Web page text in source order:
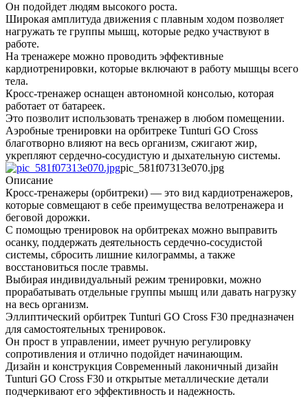
Он подойдет людям высокого роста.
Широкая амплитуда движения с плавным ходом позволяет
нагружать те группы мышц, которые редко участвуют в
работе.
На тренажере можно проводить эффективные
кардиотренировки, которые включают в работу мышцы всего
тела.
Кросс-тренажер оснащен автономной консолью, которая
работает от батареек.
Это позволит использовать тренажер в любом помещении.
Аэробные тренировки на орбитреке Tunturi GO Cross
благотворно влияют на весь организм, сжигают жир,
укрепляют сердечно-сосудистую и дыхательную системы.
pic_581f07313e070.jpg
Описание
Кросс-тренажеры (орбитреки) — это вид кардиотренажеров,
которые совмещают в себе преимущества велотренажера и
беговой дорожки.
С помощью тренировок на орбитреках можно выправить
осанку, поддержать деятельность сердечно-сосудистой
системы, сбросить лишние килограммы, а также
восстановиться после травмы.
Выбирая индивидуальный режим тренировки, можно
прорабатывать отдельные группы мышц или давать нагрузку
на весь организм.
Эллиптический орбитрек Tunturi GO Cross F30 предназначен
для самостоятельных тренировок.
Он прост в управлении, имеет ручную регулировку
сопротивления и отлично подойдет начинающим.
Дизайн и конструкция Современный лаконичный дизайн
Tunturi GO Cross F30 и открытые металлические детали
подчеркивают его эффективность и надежность.